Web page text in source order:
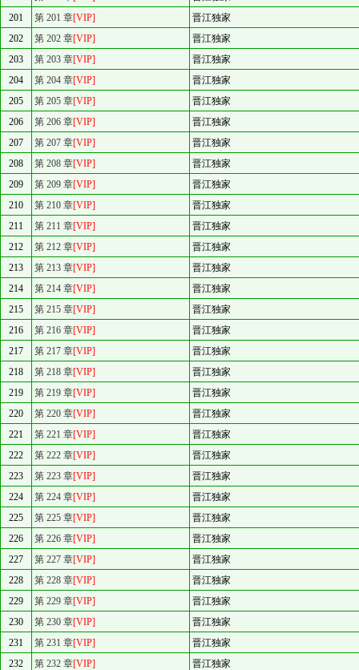
201
第 201 章[VIP]
晋江独家
202
第 202 章[VIP]
晋江独家
203
第 203 章[VIP]
晋江独家
204
第 204 章[VIP]
晋江独家
205
第 205 章[VIP]
晋江独家
206
第 206 章[VIP]
晋江独家
207
第 207 章[VIP]
晋江独家
208
第 208 章[VIP]
晋江独家
209
第 209 章[VIP]
晋江独家
210
第 210 章[VIP]
晋江独家
211
第 211 章[VIP]
晋江独家
212
第 212 章[VIP]
晋江独家
213
第 213 章[VIP]
晋江独家
214
第 214 章[VIP]
晋江独家
215
第 215 章[VIP]
晋江独家
216
第 216 章[VIP]
晋江独家
217
第 217 章[VIP]
晋江独家
218
第 218 章[VIP]
晋江独家
219
第 219 章[VIP]
晋江独家
220
第 220 章[VIP]
晋江独家
221
第 221 章[VIP]
晋江独家
222
第 222 章[VIP]
晋江独家
223
第 223 章[VIP]
晋江独家
224
第 224 章[VIP]
晋江独家
225
第 225 章[VIP]
晋江独家
226
第 226 章[VIP]
晋江独家
227
第 227 章[VIP]
晋江独家
228
第 228 章[VIP]
晋江独家
229
第 229 章[VIP]
晋江独家
230
第 230 章[VIP]
晋江独家
231
第 231 章[VIP]
晋江独家
232
第 232 章[VIP]
晋江独家